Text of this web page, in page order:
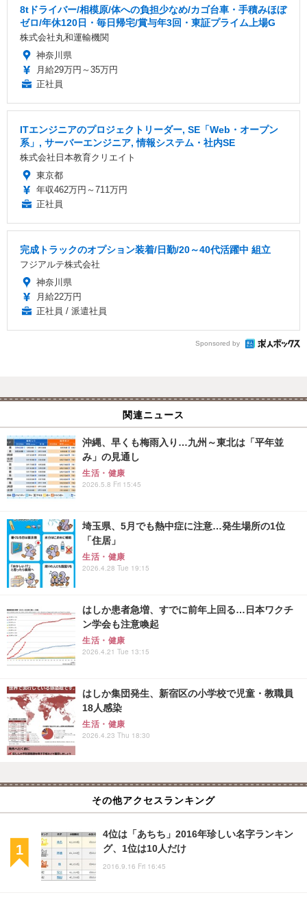
8tドライバー/相模原/体への負担少なめ/カゴ台車・手積みほぼ
ゼロ/年休120日・毎日帰宅/賞与年3回・東証プライム上場G
株式会社丸和運輸機関
神奈川県
月給29万円～35万円
正社員
ITエンジニアのプロジェクトリーダー, SE「Web・オープン
系」, サーバーエンジニア, 情報システム・社内SE
株式会社日本教育クリエイト
東京都
年収462万円～711万円
正社員
完成トラックのオプション装着/日勤/20～40代活躍中 組立
フジアルテ株式会社
神奈川県
月給22万円
正社員 / 派遣社員
Sponsored by
関連ニュース
沖縄、早くも梅雨入り…九州～東北は「平年並
み」の見通し
生活・健康
2026.5.8 Fri 15:45
埼玉県、5月でも熱中症に注意…発生場所の1位
「住居」
生活・健康
2026.4.28 Tue 19:15
はしか患者急増、すでに前年上回る…日本ワクチ
ン学会も注意喚起
生活・健康
2026.4.21 Tue 13:15
はしか集団発生、新宿区の小学校で児童・教職員
18人感染
生活・健康
2026.4.23 Thu 18:30
その他アクセスランキング
4位は「あちち」2016年珍しい名字ランキン
グ、1位は10人だけ
2016.9.16 Fri 16:45